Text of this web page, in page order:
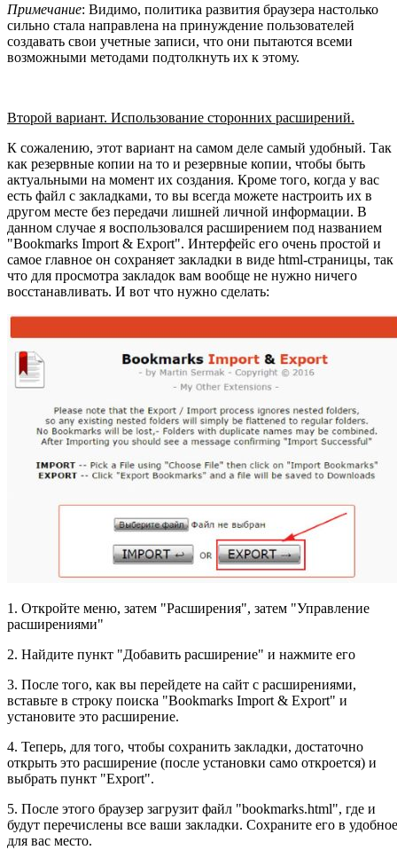
Примечание: Видимо, политика развития браузера настолько
сильно стала направлена на принуждение пользователей
создавать свои учетные записи, что они пытаются всеми
возможными методами подтолкнуть их к этому.
Второй вариант. Использование сторонних расширений.
К сожалению, этот вариант на самом деле самый удобный. Так
как резервные копии на то и резервные копии, чтобы быть
актуальными на момент их создания. Кроме того, когда у вас
есть файл с закладками, то вы всегда можете настроить их в
другом месте без передачи лишней личной информации. В
данном случае я воспользовался расширением под названием
"Bookmarks Import & Export". Интерфейс его очень простой и
самое главное он сохраняет закладки в виде html-страницы, так
что для просмотра закладок вам вообще не нужно ничего
восстанавливать. И вот что нужно сделать:
1. Откройте меню, затем "Расширения", затем "Управление
расширениями"
2. Найдите пункт "Добавить расширение" и нажмите его
3. После того, как вы перейдете на сайт с расширениями,
вставьте в строку поиска "Bookmarks Import & Export" и
установите это расширение.
4. Теперь, для того, чтобы сохранить закладки, достаточно
открыть это расширение (после установки само откроется) и
выбрать пункт "Export".
5. После этого браузер загрузит файл "bookmarks.html", где и
будут перечислены все ваши закладки. Сохраните его в удобное
для вас место.